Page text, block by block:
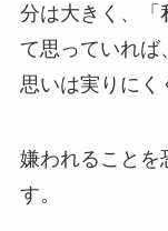
分は大きく、「
て思っていれば
思いは実りにく
嫌われることを
す。